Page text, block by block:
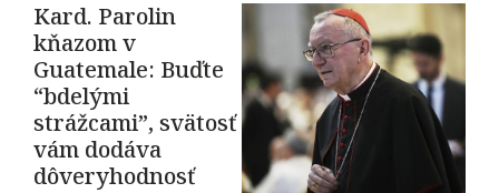
Kard. Parolin
kňazom v
Guatemale: Buďte
“bdelými
strážcami”, svätosť
vám dodáva
dôveryhodnosť